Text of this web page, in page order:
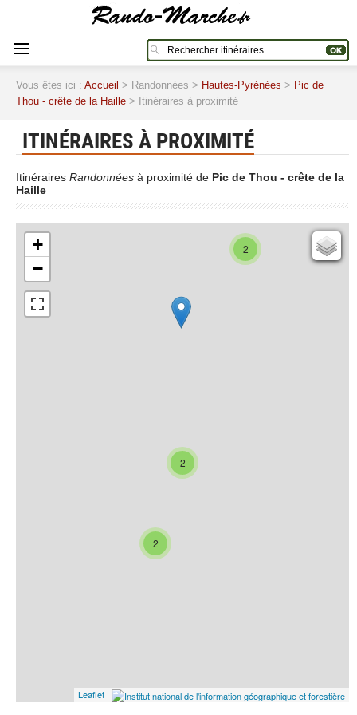
Vous êtes ici : Accueil > Randonnées > Hautes-Pyrénées > Pic de
Thou - crête de la Haille > Itinéraires à proximité
ITINÉRAIRES À PROXIMITÉ
Itinéraires Randonnées à proximité de Pic de Thou - crête de la
Haille
2
2
2
+
−
Cartes IGN
Open Topo Map
Leaflet |